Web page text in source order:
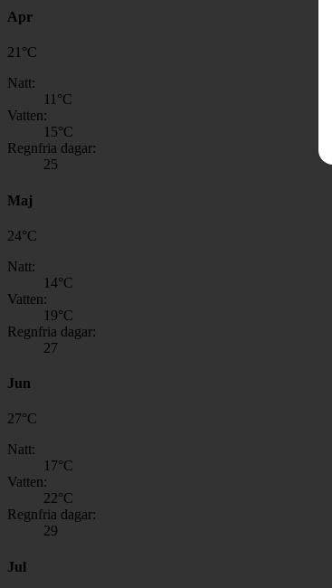
Apr
21 °C
Natt:
11 °C
Vatten:
15°C
Regnfria dagar:
25
Maj
24°C
Natt:
14°C
Vatten:
19°C
Regnfria dagar:
27
Jun
27°C
Natt:
17°C
Vatten:
22°C
Regnfria dagar:
29
Jul